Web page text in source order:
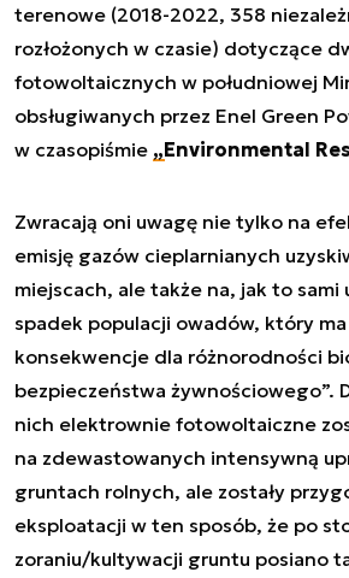
terenowe (2018-2022, 358
rozłożonych w czasie) dotyczące
fotowoltaicznych w południowej
obsługiwanych przez Enel Green
w czasopiśmie „Environmental
Zwracają oni uwagę nie tylko na
emisję gazów cieplarnianych
miejscach, ale także na, jak to sami
spadek populacji owadów, który
konsekwencje dla różnorodności
bezpieczeństwa żywnościowego”.
nich elektrownie fotowoltaiczne
na zdewastowanych intensywną
gruntach rolnych, ale zostały
eksploatacji w ten sposób, że po
zoraniu/kultywacji gruntu posiano